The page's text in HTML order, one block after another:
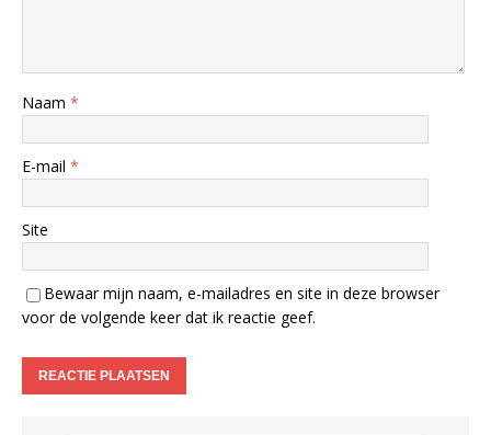
Naam *
E-mail *
Site
Bewaar mijn naam, e-mailadres en site in deze browser
voor de volgende keer dat ik reactie geef.